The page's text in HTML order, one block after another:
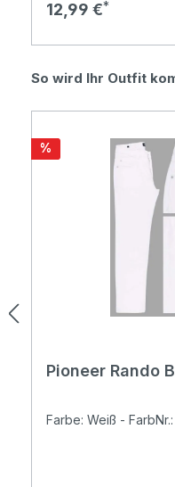
Regulärer Preis:
12,99 €
Produktgalerie
So wird Ihr Outfit
Rabatt
%
Pioneer Rando
Farbe: Weiß - FarbNr.: